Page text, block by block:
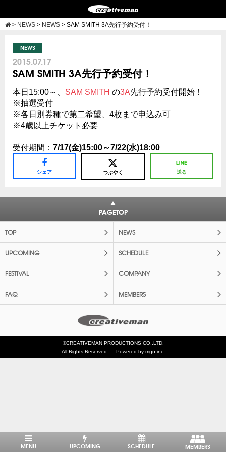
> NEWS > NEWS > SAM SMITH 3A先行予約受付！
NEWS
2015.07.17
SAM SMITH 3A先行予約受付！
本日15:00～、 SAM SMITH の3A先行予約受付開始！
※抽選受付
※各日別券種で第二希望、4枚まで申込み可
※4歳以上チケット必要
受付期間： 7/17(金)15:00～7/22(水)18:00
シェア つぶやく 送る
PAGETOP
TOP NEWS
UPCOMING SCHEDULE
FESTIVAL COMPANY
FAQ MEMBERS
©CREATIVEMAN PRODUCTIONS CO.,LTD.
All Rights Reserved.
Powered by mgn inc.
MENU UPCOMING SCHEDULE MEMBERS